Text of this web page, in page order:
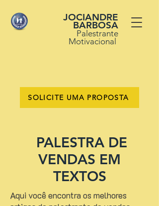
JOCIANDRE
BARBOSA
Palestrante
Motivacional
SOLICITE UMA PROPOSTA
PALESTRA DE
VENDAS EM
TEXTOS
Aqui você encontra os melhores